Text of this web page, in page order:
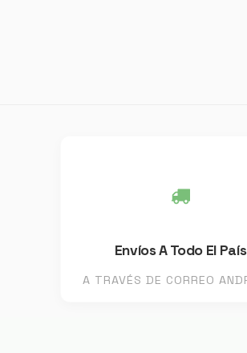
Envíos A Todo El País
A TRAVÉS DE CORREO